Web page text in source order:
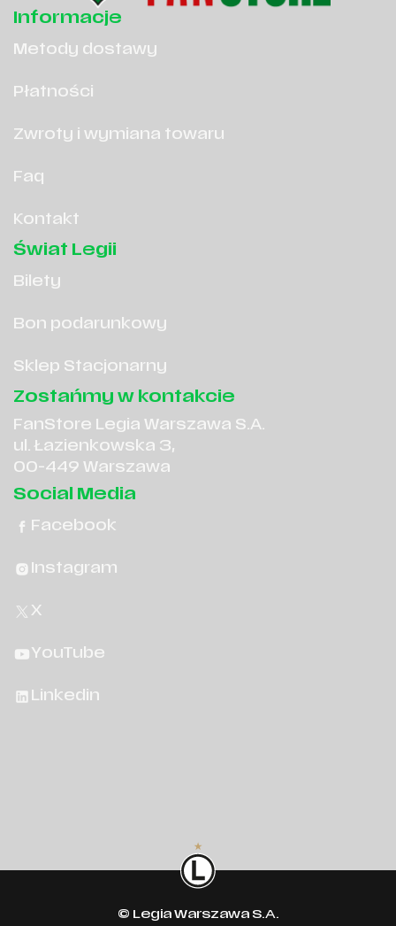
Informacje
Metody dostawy
Płatności
Zwroty i wymiana towaru
Faq
Kontakt
Świat Legii
Bilety
Bon podarunkowy
Sklep Stacjonarny
Zostańmy w kontakcie
FanStore Legia Warszawa S.A.
ul. Łazienkowska 3,
00-449 Warszawa
Social Media
Facebook
Instagram
X
YouTube
Linkedin
© Legia Warszawa S.A.